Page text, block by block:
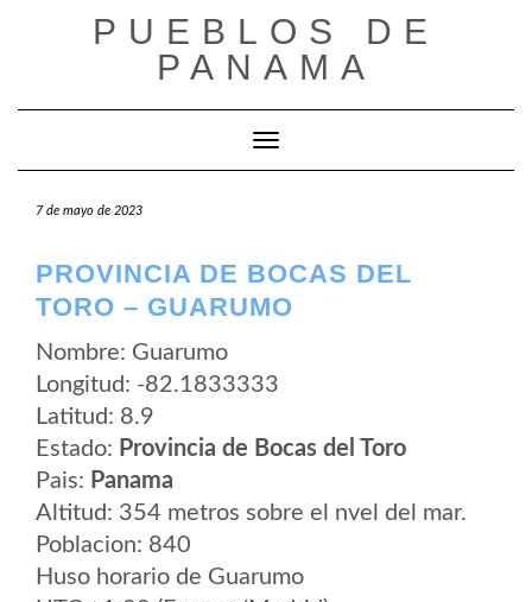
PUEBLOS DE
PANAMA
Cambiar modo de navegación
7 de mayo de 2023
PROVINCIA DE BOCAS DEL
TORO – GUARUMO
Nombre: Guarumo
Longitud: -82.1833333
Latitud: 8.9
Estado: Provincia de Bocas del Toro
Pais: Panama
Altitud: 354 metros sobre el nvel del mar.
Poblacion: 840
Huso horario de Guarumo